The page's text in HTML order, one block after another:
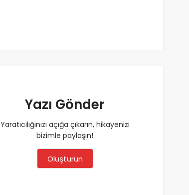
Yazı Gönder
Yaratıcılığınızı açığa çıkarın, hikayenizi
bizimle paylaşın!
Oluşturun